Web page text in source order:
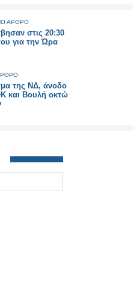
ΑΡΘΡΟ
στις 20:30
για την Ώρα
της ΝΔ, άνοδο
και Βουλή οκτώ